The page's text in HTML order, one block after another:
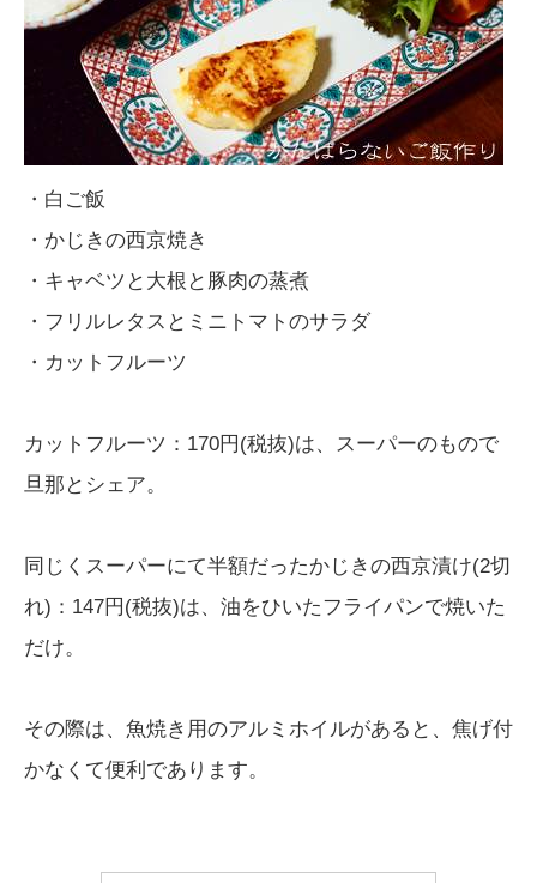
・白ご飯
・かじきの西京焼き
・キャベツと大根と豚肉の蒸煮
・フリルレタスとミニトマトのサラダ
・カットフルーツ
カットフルーツ：170円(税抜)は、スーパーのもので
旦那とシェア。
同じくスーパーにて半額だったかじきの西京漬け(2切
れ)：147円(税抜)は、油をひいたフライパンで焼いた
だけ。
その際は、魚焼き用のアルミホイルがあると、焦げ付
かなくて便利であります。